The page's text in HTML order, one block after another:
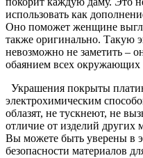
использовать как
Оно поможет женщине
также оригинально. Такую
невозможно не заметить –
обаянием всех
Украшения покрыты
электрохимическим
облазят, не тускнеют, не
отличие от изделий других
Вы можете быть уверены в
безопасности материалов